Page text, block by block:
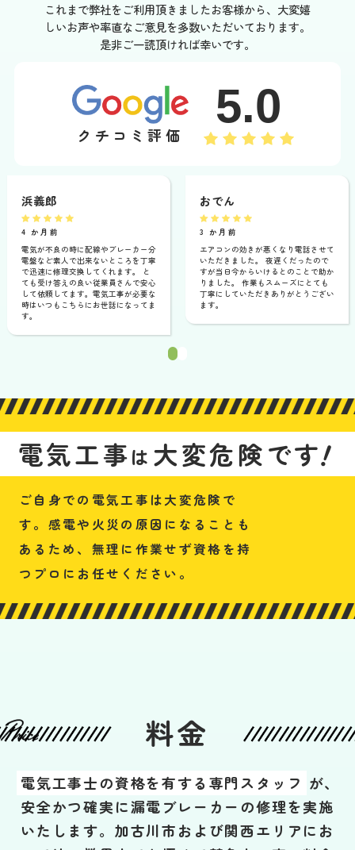
これまで弊社をご利用頂きましたお客様から、大変嬉
しいお声や率直なご意見を多数いただいております。
是非ご一読頂ければ幸いです。
クチコミ評価
5.0
浜義郎
4 か月前
電気が不良の時に配線やブレーカー分
電盤など素人で出来ないところを丁寧
で迅速に修理交換してくれます。 と
ても受け答えの良い従業員さんで安心
して依頼してます。電気工事が必要な
時はいつもこちらにお世話になってま
す。
おでん
3 か月前
エアコンの効きが悪くなり電話させて
いただきました。 夜遅くだったので
すが当日今からいけるとのことで助か
りました。 作業もスムーズにとても
丁寧にしていただきありがとうござい
ます。
1
電気工事は 大変危険です
！
ご自身での電気工事は大変危険で
す。感電や火災の原因になることも
あるため、無理に作業せず資格を持
つプロにお任せください。
料金
電気工事士の資格を有する専門スタッフ が、
安全かつ確実に漏電ブレーカーの修理を実施
いたします。加古川市および関西エリアにお